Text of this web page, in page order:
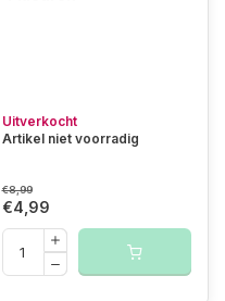
Uitverkocht
Artikel niet voorradig
€8,99
€4,99